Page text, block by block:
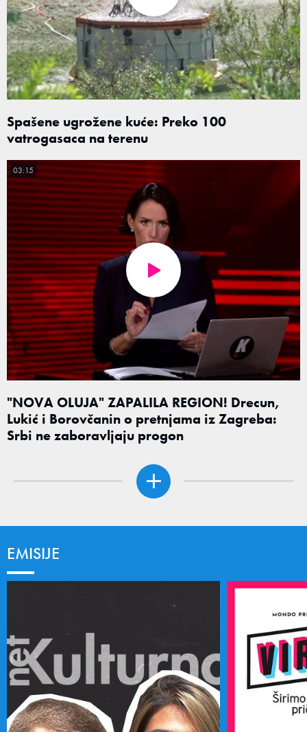
Spašene ugrožene kuće: Preko 100
vatrogasaca na terenu
"NOVA OLUJA" ZAPALILA REGION! Drecun,
Lukić i Borovčanin o pretnjama iz Zagreba:
Srbi ne zaboravljaju progon
03:15
EMISIJE